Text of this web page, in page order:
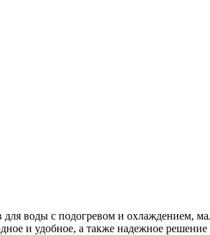
воды с подогревом и охлаждением,
и удобное, а также надежное